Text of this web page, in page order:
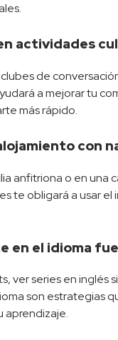
actividades
de
a mejorar tu
más rápido.
con
anfitriona o en una
te obligará a usar el
en el idioma
ver series en inglés
son estrategias
aprendizaje.